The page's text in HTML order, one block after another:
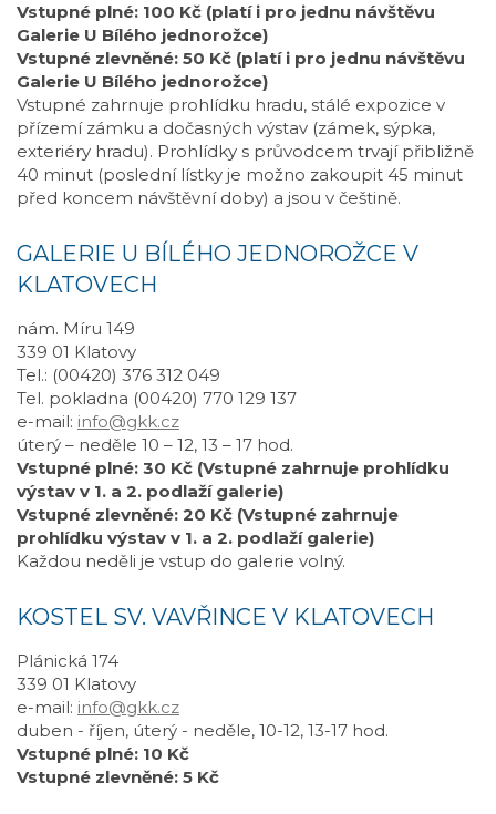
Vstupné plné: 100 Kč (platí i pro jednu návštěvu
Galerie U Bílého jednorožce)
Vstupné zlevněné: 50 Kč (platí i pro jednu návštěvu
Galerie U Bílého jednorožce)
Vstupné zahrnuje prohlídku hradu, stálé expozice v
přízemí zámku a dočasných výstav (zámek, sýpka,
exteriéry hradu). Prohlídky s průvodcem trvají přibližně
40 minut (poslední lístky je možno zakoupit 45 minut
před koncem návštěvní doby) a jsou v češtině.
GALERIE U BÍLÉHO JEDNOROŽCE V
KLATOVECH
nám. Míru 149
339 01 Klatovy
Tel.: (00420) 376 312 049
Tel. pokladna (00420) 770 129 137
e-mail: info@gkk.cz
úterý – neděle 10 – 12, 13 – 17 hod.
Vstupné plné: 30 Kč (Vstupné zahrnuje prohlídku
výstav v 1. a 2. podlaží galerie)
Vstupné zlevněné: 20 Kč (Vstupné zahrnuje
prohlídku výstav v 1. a 2. podlaží galerie)
Každou neděli je vstup do galerie volný.
KOSTEL SV. VAVŘINCE V KLATOVECH
Plánická 174
339 01 Klatovy
e-mail: info@gkk.cz
duben - říjen, úterý - neděle, 10-12, 13-17 hod.
Vstupné plné: 10 Kč
Vstupné zlevněné: 5 Kč